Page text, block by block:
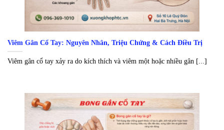
Viêm Gân Cổ Tay: Nguyên Nhân, Triệu Chứng & Cách Điều Trị
Viêm gân cổ tay xảy ra do kích thích và viêm một hoặc nhiều gân [...]